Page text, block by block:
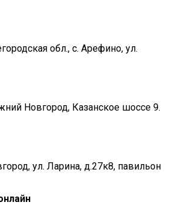
обл., с. Арефино, ул.
Новгород, Казанское шоссе 9.
ул. Ларина, д.27к8, павильон